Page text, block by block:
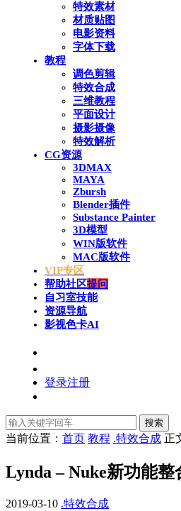
特效素材
材质贴图
电影资料
字体下载
教程
调色剪辑
特效合成
三维教程
平面设计
摄影摄像
特效解析
CG资源
3DMAX
MAYA
Zbursh
Blender插件
Substance Painter
3D模型
WIN版软件
MAC版软件
VIP专区
帮助社区提问
自习室技能
资源导航
影视色卡AI
登录注册
搜索
当前位置： 首页 教程 .特效合成 正
Lynda – Nuke新功能整
2019-03-10 .特效合成